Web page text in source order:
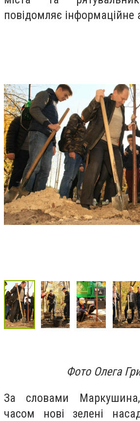
повідомляє інформаційне
Фото Олега
За словами
часом нові зелені